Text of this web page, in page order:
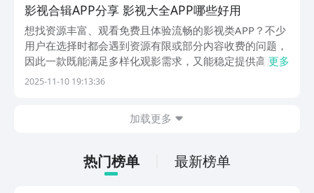
影视合辑APP分享 影视大全APP哪些好用
想找资源丰富、观看免费且体验流畅的影视类APP？不少
用户在选择时都会遇到资源有限或部分内容收费的问题，
因此一款既能满足多样化观影需求，又能稳定提供高清内
容的应用显得尤为重要。下面为大家推荐几款实用性强、
更多
2025-11-10 19:13:36
加载更多
热门榜单 最新榜单